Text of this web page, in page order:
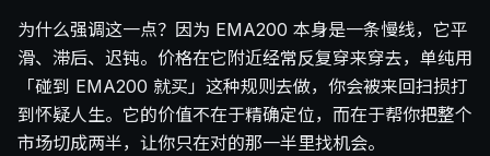
为什么强调这一点？因为 EMA200 本身是一条慢线，它平
滑、滞后、迟钝。价格在它附近经常反复穿来穿去，单纯用
「碰到 EMA200 就买」这种规则去做，你会被来回扫损打
到怀疑人生。它的价值不在于精确定位，而在于帮你把整个
市场切成两半，让你只在对的那一半里找机会。